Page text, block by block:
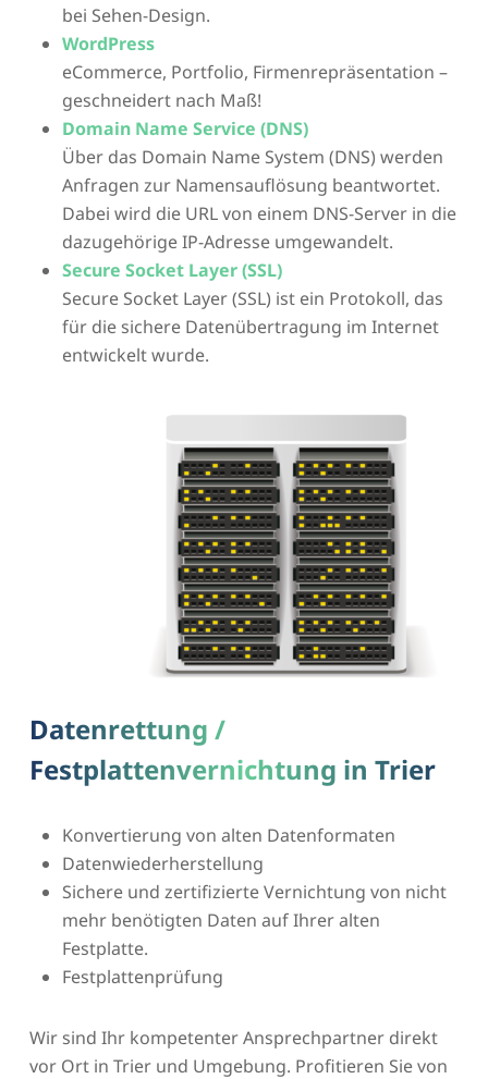
bei Sehen-Design.
WordPress
eCommerce, Portfolio, Firmenrepräsentation –
geschneidert nach Maß!
Domain Name Service (DNS)
Über das Domain Name System (DNS) werden
Anfragen zur Namensauflösung beantwortet.
Dabei wird die URL von einem DNS-Server in die
dazugehörige IP-Adresse umgewandelt.
Secure Socket Layer (SSL)
Secure Socket Layer (SSL) ist ein Protokoll, das
für die sichere Datenübertragung im Internet
entwickelt wurde.
Datenrettung /
Festplattenvernichtung in Trier
Konvertierung von alten Datenformaten
Datenwiederherstellung
Sichere und zertifizierte Vernichtung von nicht
mehr benötigten Daten auf Ihrer alten
Festplatte.
Festplattenprüfung
Wir sind Ihr kompetenter Ansprechpartner direkt
vor Ort in Trier und Umgebung. Profitieren Sie von